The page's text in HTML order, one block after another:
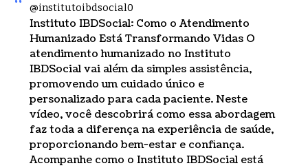
@institutoibdsocial0
Instituto IBDSocial: Como o Atendimento
Humanizado Está Transformando Vidas O
atendimento humanizado no Instituto
IBDSocial vai além da simples assistência,
promovendo um cuidado único e
personalizado para cada paciente. Neste
vídeo, você descobrirá como essa abordagem
faz toda a diferença na experiência de saúde,
proporcionando bem-estar e confiança.
Acompanhe como o Instituto IBDSocial está